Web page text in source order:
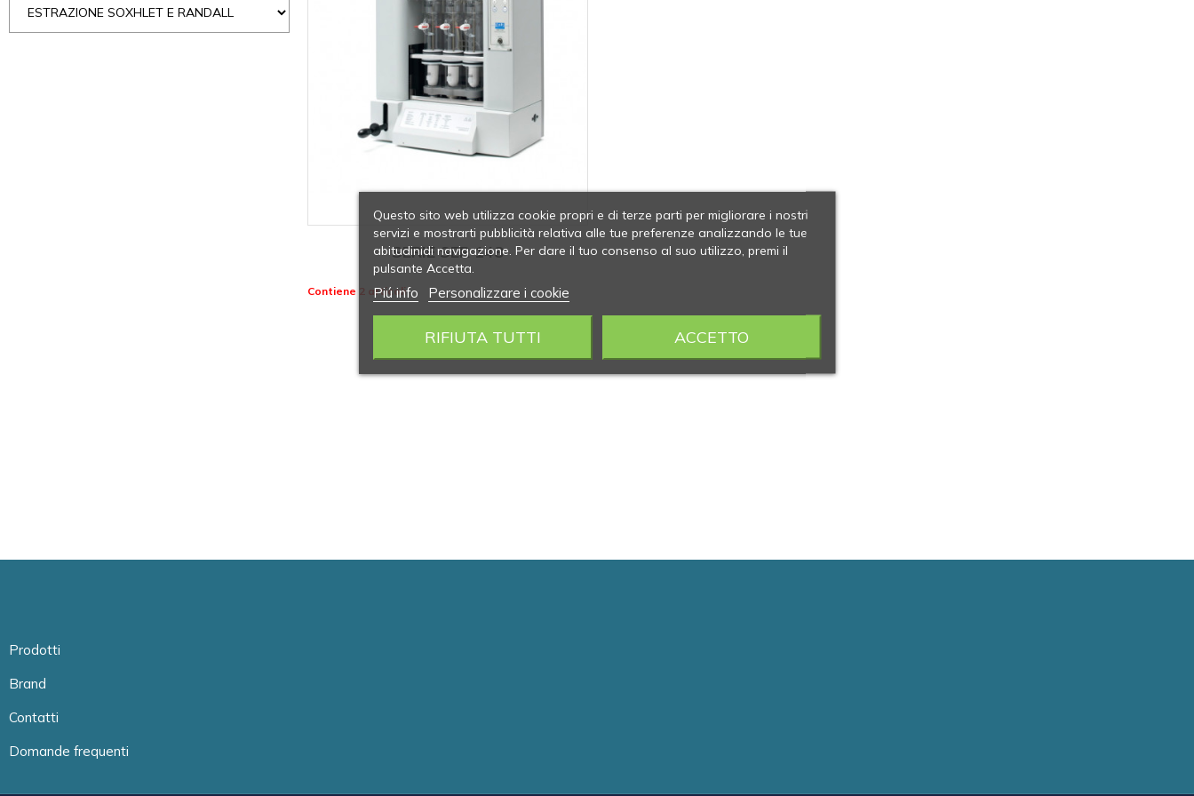
SERIE SER 148
Contiene 2 articoli
Prodotti
Brand
Contatti
Domande frequenti
Questo sito web utilizza cookie propri e di terze parti per migliorare i nostri
servizi e mostrarti pubblicità relativa alle tue preferenze analizzando le tue
abitudinidi navigazione. Per dare il tuo consenso al suo utilizzo, premi il
pulsante Accetta.
Piú info Personalizzare i cookie
RIFIUTA TUTTI ACCETTO